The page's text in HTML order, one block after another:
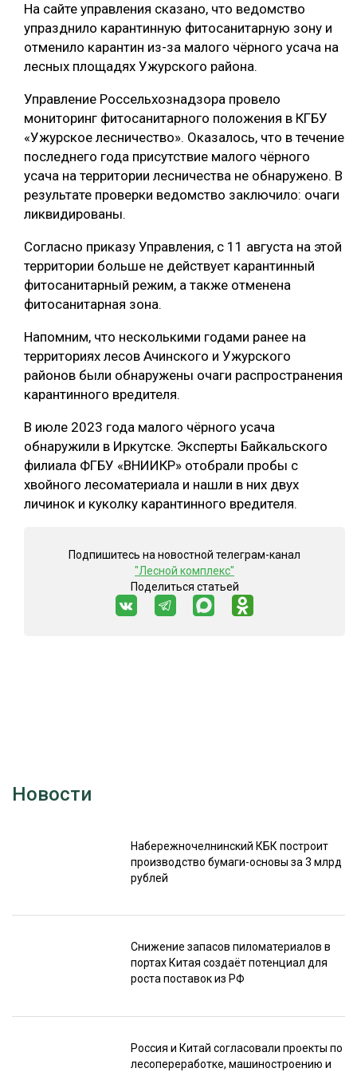
ЦБП
КОМПЛЕКСНАЯ ПЕРЕРАБОТКА
ДЕРЕВЯННОЕ ДОМОСТРОЕНИЕ
БЕЗОПАСНОЕ ПРОИЗВОДСТВО
СОРТИРОВКА ДРЕВЕСИНЫ
СУШКА ДРЕВЕСИНЫ
На сайте управления сказано, что ведомство
упразднило карантинную фитосанитарную зону и
отменило карантин из-за малого чёрного усача на
лесных площадях Ужурского района.
Управление Россельхознадзора провело
мониторинг фитосанитарного положения в КГБУ
«Ужурское лесничество». Оказалось, что в течение
последнего года присутствие малого чёрного
усача на территории лесничества не обнаружено. В
результате проверки ведомство заключило: очаги
ликвидированы.
Согласно приказу Управления, с 11 августа на этой
территории больше не действует карантинный
фитосанитарный режим, а также отменена
фитосанитарная зона.
Напомним, что несколькими годами ранее на
территориях лесов Ачинского и Ужурского
районов были обнаружены очаги распространения
карантинного вредителя.
В июле 2023 года малого чёрного усача
обнаружили в Иркутске. Эксперты Байкальского
филиала ФГБУ «ВНИИКР» отобрали пробы с
хвойного лесоматериала и нашли в них двух
личинок и куколку карантинного вредителя.
Подпишитесь на новостной телеграм-канал
"Лесной комплекс"
Поделиться статьей
Новости
Набережночелнинский КБК построит
производство бумаги-основы за 3 млрд
рублей
Снижение запасов пиломатериалов в
портах Китая создаёт потенциал для
роста поставок из РФ
Россия и Китай согласовали проекты по
лесопереработке, машиностроению и